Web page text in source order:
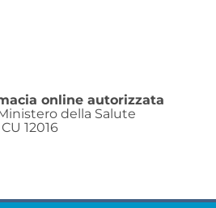
online autorizzata
della Salute
12016